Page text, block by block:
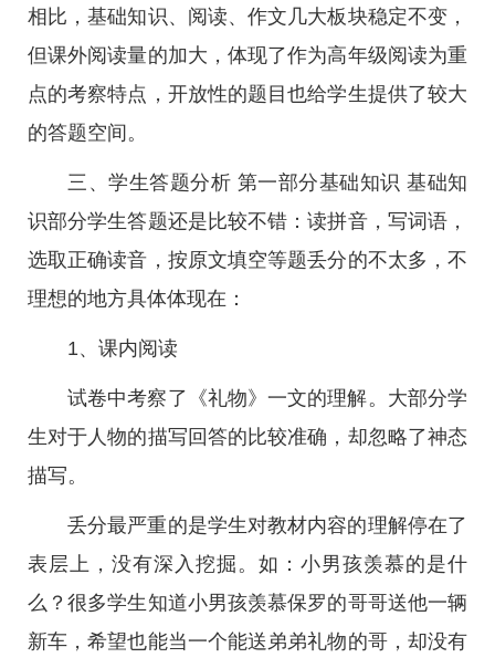
相比，基础知识、阅读、作文几大板块稳定不变，
但课外阅读量的加大，体现了作为高年级阅读为重
点的考察特点，开放性的题目也给学生提供了较大
的答题空间。
三、学生答题分析 第一部分基础知识 基础知
识部分学生答题还是比较不错：读拼音，写词语，
选取正确读音，按原文填空等题丢分的不太多，不
理想的地方具体体现在：
1、课内阅读
试卷中考察了《礼物》一文的理解。大部分学
生对于人物的描写回答的比较准确，却忽略了神态
描写。
丢分最严重的是学生对教材内容的理解停在了
表层上，没有深入挖掘。如：小男孩羡慕的是什
么？很多学生知道小男孩羡慕保罗的哥哥送他一辆
新车，希望也能当一个能送弟弟礼物的哥，却没有